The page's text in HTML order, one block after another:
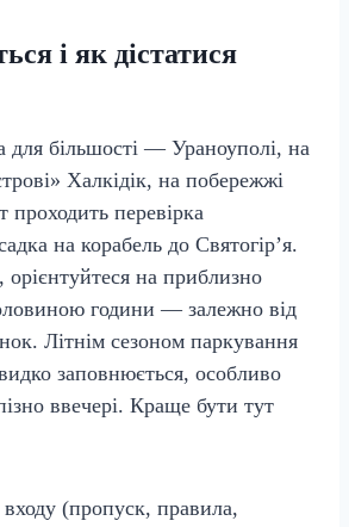
і як дістатися
для більшості — Ураноуполі, на
Халкідік, на побережжі
перевірка
на корабель до Святогір’я.
орієнтуйтеся на приблизно
години — залежно від
Літнім сезоном паркування
заповнюється, особливо
ввечері. Краще бути тут
(пропуск, правила,